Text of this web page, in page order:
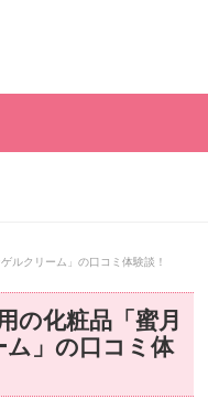
ルクリーム」の口コミ体験談！
の化粧品「蜜月
」の口コミ体